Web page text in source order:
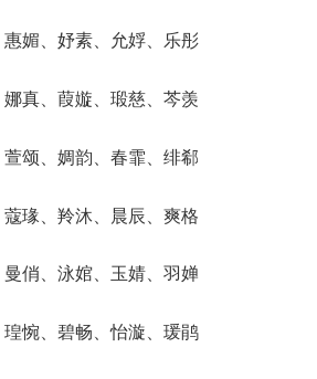
媚、妤素、允娐、乐彤
真、葭嫙、瑖慈、芩羡
颂、婤韵、春霏、绯郗
瑑、羚沐、晨辰、爽格
俏、泳婠、玉婧、羽婵
惋、碧畅、怡漩、瑗鹃